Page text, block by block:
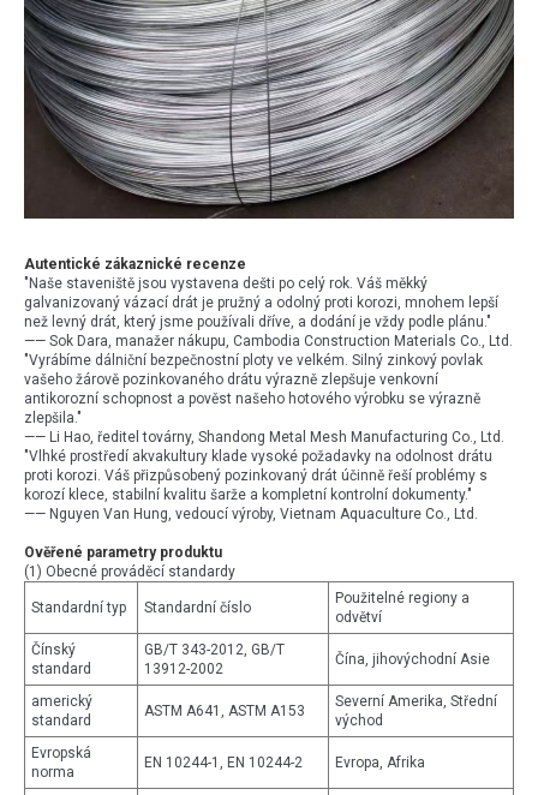
Autentické zákaznické recenze
"Naše staveniště jsou vystavena dešti po celý rok. Váš měkký
galvanizovaný vázací drát je pružný a odolný proti korozi, mnohem lepší
než levný drát, který jsme používali dříve, a dodání je vždy podle plánu."
—— Sok Dara, manažer nákupu, Cambodia Construction Materials Co., Ltd.
"Vyrábíme dálniční bezpečnostní ploty ve velkém. Silný zinkový povlak
vašeho žárově pozinkovaného drátu výrazně zlepšuje venkovní
antikorozní schopnost a pověst našeho hotového výrobku se výrazně
zlepšila."
—— Li Hao, ředitel továrny, Shandong Metal Mesh Manufacturing Co., Ltd.
"Vlhké prostředí akvakultury klade vysoké požadavky na odolnost drátu
proti korozi. Váš přizpůsobený pozinkovaný drát účinně řeší problémy s
korozí klece, stabilní kvalitu šarže a kompletní kontrolní dokumenty."
—— Nguyen Van Hung, vedoucí výroby, Vietnam Aquaculture Co., Ltd.
Ověřené parametry produktu
(1) Obecné prováděcí standardy
Standardní typ Standardní číslo
Použitelné regiony a
odvětví
Čínský
standard
GB/T 343-2012, GB/T
13912-2002
Čína, jihovýchodní Asie
americký
standard
ASTM A641, ASTM A153
Severní Amerika, Střední
východ
Evropská
norma
EN 10244-1, EN 10244-2 Evropa, Afrika